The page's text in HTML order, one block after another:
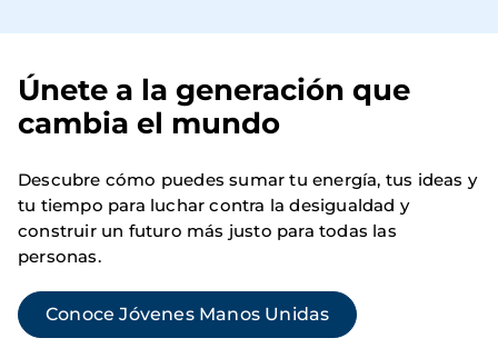
Únete a la generación que
cambia el mundo
Descubre cómo puedes sumar tu energía, tus ideas y
tu tiempo para luchar contra la desigualdad y
construir un futuro más justo para todas las
personas.
Conoce Jóvenes Manos Unidas